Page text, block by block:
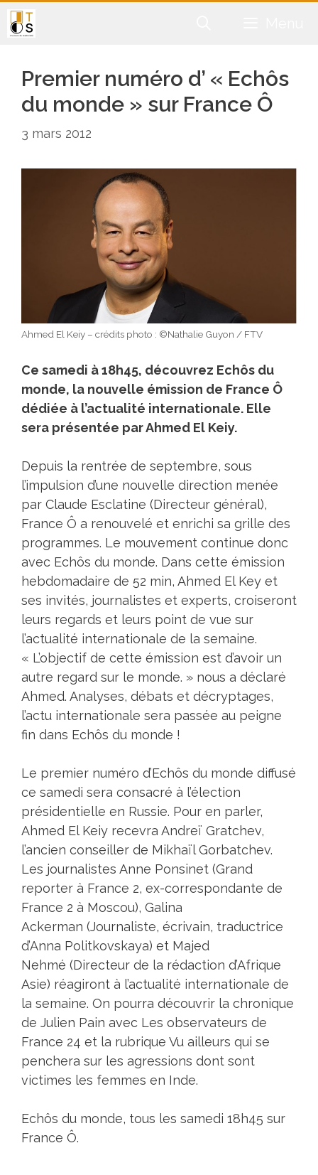
Aller
au
Premier numéro d’ « Echôs
du monde » sur France Ô
3 mars 2012
Ahmed El Keiy – crédits photo : ©Nathalie Guyon / FTV
Ce samedi à 18h45, découvrez Echôs du
monde, la nouvelle émission de France Ô
dédiée à l’actualité internationale. Elle
sera présentée par Ahmed El Keiy.
Depuis la rentrée de septembre, sous
l’impulsion d’une nouvelle direction menée
par Claude Esclatine (Directeur général),
France Ô a renouvelé et enrichi sa grille des
programmes. Le mouvement continue donc
avec Echôs du monde. Dans cette émission
hebdomadaire de 52 min, Ahmed El Key et
ses invités, journalistes et experts, croiseront
leurs regards et leurs point de vue sur
l’actualité internationale de la semaine.
« L’objectif de cette émission est d’avoir un
autre regard sur le monde. » nous a déclaré
Ahmed. Analyses, débats et décryptages,
l’actu internationale sera passée au peigne
fin dans Echôs du monde !
Le premier numéro d’Echôs du monde diffusé
ce samedi sera consacré à l’élection
présidentielle en Russie. Pour en parler,
Ahmed El Keiy recevra Andreï Gratchev,
l’ancien conseiller de Mikhaïl Gorbatchev.
Les journalistes Anne Ponsinet (Grand
reporter à France 2, ex-correspondante de
France 2 à Moscou), Galina
Ackerman (Journaliste, écrivain, traductrice
d’Anna Politkovskaya) et Majed
Nehmé (Directeur de la rédaction d’Afrique
Asie) réagiront à l’actualité internationale de
la semaine. On pourra découvrir la chronique
de Julien Pain avec Les observateurs de
France 24 et la rubrique Vu ailleurs qui se
penchera sur les agressions dont sont
victimes les femmes en Inde.
Echôs du monde, tous les samedi 18h45 sur
France Ô.